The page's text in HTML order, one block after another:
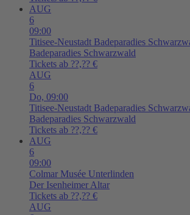
AUG
6
09:00
Titisee-Neustadt Badeparadies
Badeparadies Schwarzwald
Tickets ab ??,?? €
AUG
6
Do, 09:00
Titisee-Neustadt Badeparadies
Badeparadies Schwarzwald
Tickets ab ??,?? €
AUG
6
09:00
Colmar Musée Unterlinden
Der Isenheimer Altar
Tickets ab ??,?? €
AUG